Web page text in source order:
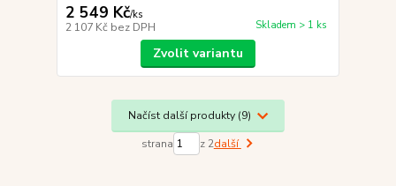
2 549 Kč/ks
2 107 Kč bez DPH Skladem > 1 ks
Zvolit variantu
Načíst další produkty (9)
strana z 2další